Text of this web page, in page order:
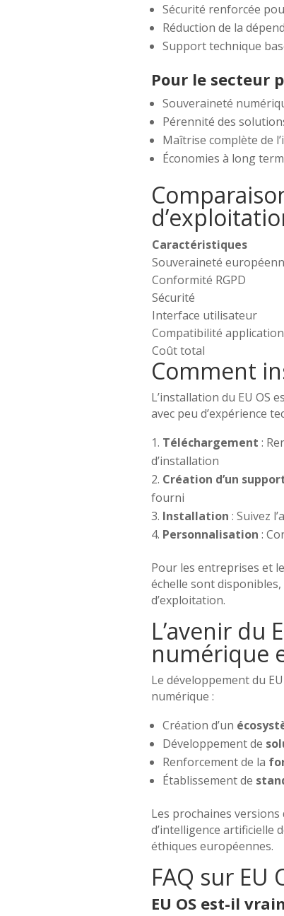
Sécurité renforcée
Réduction de la
Support technique
Pour le secteur
Souveraineté
Pérennité des
Maîtrise complète de
Économies à long
Caractéristiques
Souveraineté
Conformité RGPD
Sécurité
Interface utilisateur
Compatibilité
Coût total
Comment
L’installation du EU OS
avec peu d’expérience
Téléchargement :
d’installation
Création d’un
fourni
Installation : Suivez
Personnalisation :
Pour les entreprises et
échelle sont
d’exploitation.
L’avenir du
numérique
Le développement du
numérique :
Création d’un
Développement de
Renforcement de la
Établissement de
Les prochaines versions
d’intelligence artificielle
éthiques européennes.
FAQ sur EU
EU OS est-il